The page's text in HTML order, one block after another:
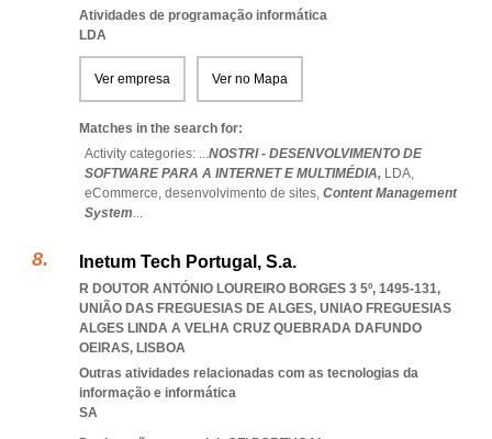
Atividades de programação informática
LDA
Ver empresa Ver no Mapa
Matches in the search for:
Activity categories: ...NOSTRI - DESENVOLVIMENTO DE
SOFTWARE PARA A INTERNET E MULTIMÉDIA, LDA,
eCommerce, desenvolvimento de sites, Content Management
System...
Inetum Tech Portugal, S.a.
R DOUTOR ANTÓNIO LOUREIRO BORGES 3 5º, 1495-131,
UNIÃO DAS FREGUESIAS DE ALGES, UNIAO FREGUESIAS
ALGES LINDA A VELHA CRUZ QUEBRADA DAFUNDO
OEIRAS, LISBOA
Outras atividades relacionadas com as tecnologias da
informação e informática
SA